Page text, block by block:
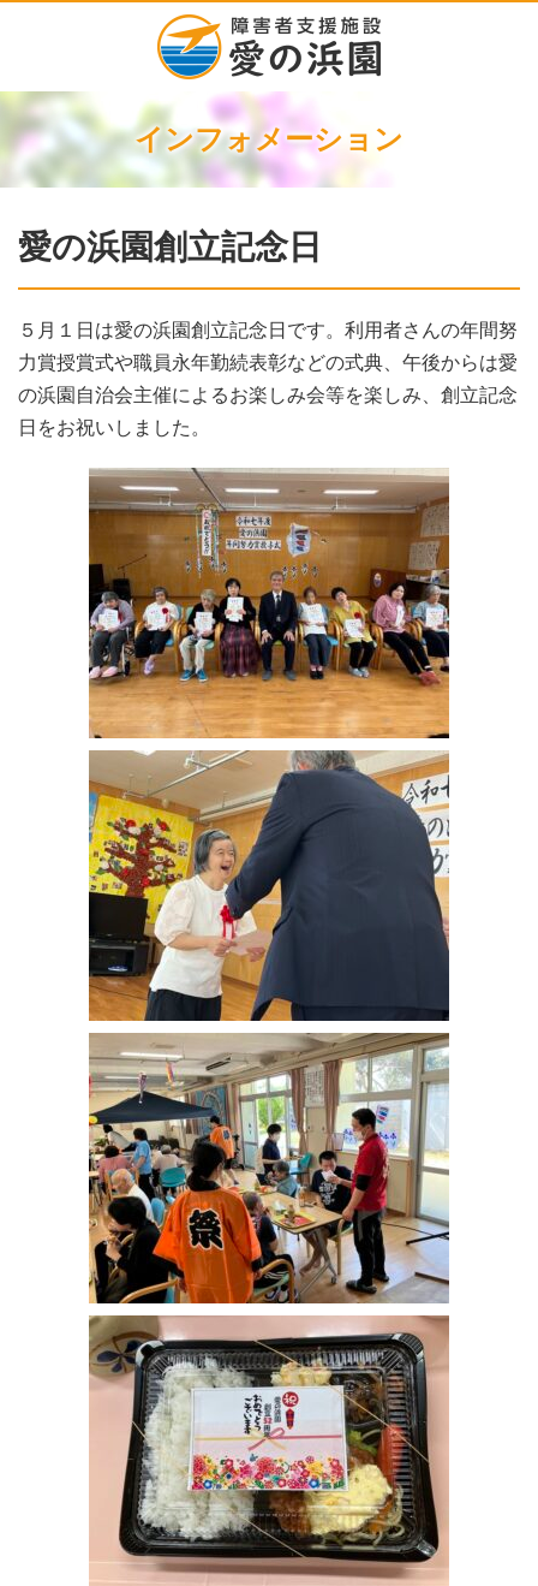
インフォメーション
愛の浜園創立記念日
５月１日は愛の浜園創立記念日です。利用者さんの年間努
力賞授賞式や職員永年勤続表彰などの式典、午後からは愛
の浜園自治会主催によるお楽しみ会等を楽しみ、創立記念
日をお祝いしました。